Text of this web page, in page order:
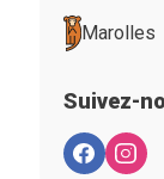
Marolles
Suivez-